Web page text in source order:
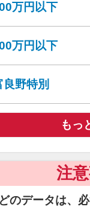
万円以下
万円以下
良野特別
もっ
注
のデータは、